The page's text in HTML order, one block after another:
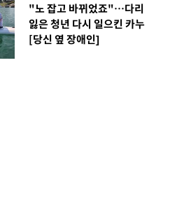
"노 잡고 바뀌었죠"…다리
잃은 청년 다시 일으킨 카누
[당신 옆 장애인]